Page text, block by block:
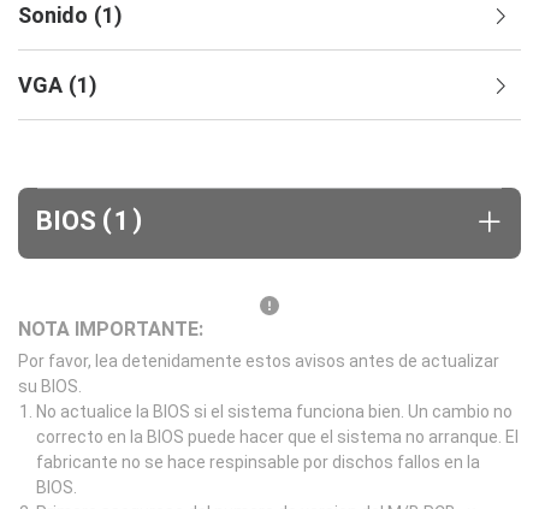
Sonido (1)
VGA (1)
BIOS (1 )
NOTA IMPORTANTE:
Por favor, lea detenidamente estos avisos antes de actualizar
su BIOS.
No actualice la BIOS si el sistema funciona bien. Un cambio no
correcto en la BIOS puede hacer que el sistema no arranque. El
fabricante no se hace respinsable por dischos fallos en la
BIOS.